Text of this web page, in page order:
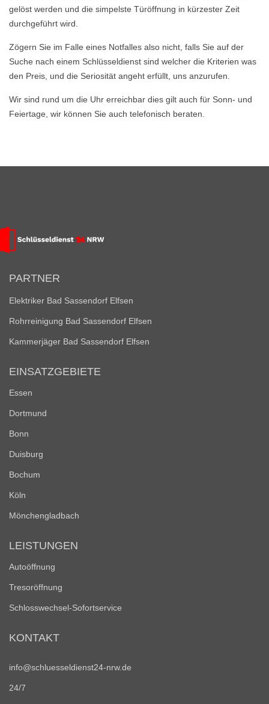
gelöst werden und die simpelste Türöffnung in kürzester Zeit
durchgeführt wird.
Zögern Sie im Falle eines Notfalles also nicht, falls Sie auf der
Suche nach einem Schlüsseldienst sind welcher die Kriterien was
den Preis, und die Seriosität angeht erfüllt, uns anzurufen.
Wir sind rund um die Uhr erreichbar dies gilt auch für Sonn- und
Feiertage, wir können Sie auch telefonisch beraten.
PARTNER
Elektriker Bad Sassendorf Elfsen
Rohrreinigung Bad Sassendorf Elfsen
Kammerjäger Bad Sassendorf Elfsen
EINSATZGEBIETE
Essen
Dortmund
Bonn
Duisburg
Bochum
Köln
Mönchengladbach
LEISTUNGEN
Autoöffnung
Tresoröffnung
Schlosswechsel-Sofortservice
KONTAKT
info@schluesseldienst24-nrw.de
24/7